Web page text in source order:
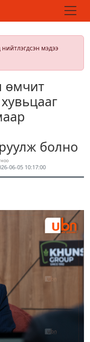
мэдээ
өмчит
болно
06-05 10:17:00